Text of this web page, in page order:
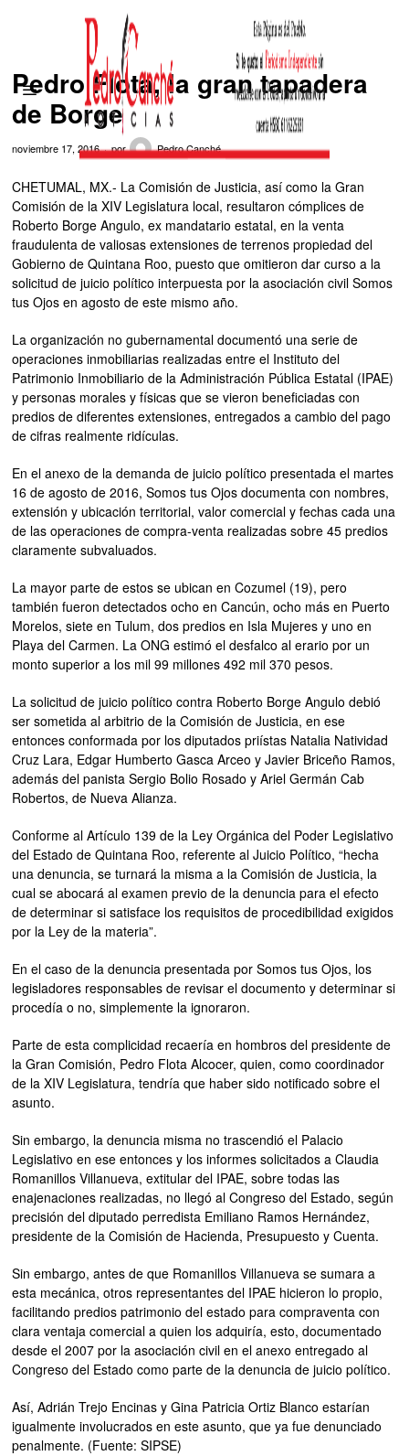
Pedro Flota, la gran tapadera
de Borge
noviembre 17, 2016 por Pedro Canché
CHETUMAL, MX.- La Comisión de Justicia, así como la Gran
Comisión de la XIV Legislatura local, resultaron cómplices de
Roberto Borge Angulo, ex mandatario estatal, en la venta
fraudulenta de valiosas extensiones de terrenos propiedad del
Gobierno de Quintana Roo, puesto que omitieron dar curso a la
solicitud de juicio político interpuesta por la asociación civil Somos
tus Ojos en agosto de este mismo año.
La organización no gubernamental documentó una serie de
operaciones inmobiliarias realizadas entre el Instituto del
Patrimonio Inmobiliario de la Administración Pública Estatal (IPAE)
y personas morales y físicas que se vieron beneficiadas con
predios de diferentes extensiones, entregados a cambio del pago
de cifras realmente ridículas.
En el anexo de la demanda de juicio político presentada el martes
16 de agosto de 2016, Somos tus Ojos documenta con nombres,
extensión y ubicación territorial, valor comercial y fechas cada una
de las operaciones de compra-venta realizadas sobre 45 predios
claramente subvaluados.
La mayor parte de estos se ubican en Cozumel (19), pero
también fueron detectados ocho en Cancún, ocho más en Puerto
Morelos, siete en Tulum, dos predios en Isla Mujeres y uno en
Playa del Carmen. La ONG estimó el desfalco al erario por un
monto superior a los mil 99 millones 492 mil 370 pesos.
La solicitud de juicio político contra Roberto Borge Angulo debió
ser sometida al arbitrio de la Comisión de Justicia, en ese
entonces conformada por los diputados priístas Natalia Natividad
Cruz Lara, Edgar Humberto Gasca Arceo y Javier Briceño Ramos,
además del panista Sergio Bolio Rosado y Ariel Germán Cab
Robertos, de Nueva Alianza.
Conforme al Artículo 139 de la Ley Orgánica del Poder Legislativo
del Estado de Quintana Roo, referente al Juicio Político, “hecha
una denuncia, se turnará la misma a la Comisión de Justicia, la
cual se abocará al examen previo de la denuncia para el efecto
de determinar si satisface los requisitos de procedibilidad exigidos
por la Ley de la materia”.
En el caso de la denuncia presentada por Somos tus Ojos, los
legisladores responsables de revisar el documento y determinar si
procedía o no, simplemente la ignoraron.
Parte de esta complicidad recaería en hombros del presidente de
la Gran Comisión, Pedro Flota Alcocer, quien, como coordinador
de la XIV Legislatura, tendría que haber sido notificado sobre el
asunto.
Sin embargo, la denuncia misma no trascendió el Palacio
Legislativo en ese entonces y los informes solicitados a Claudia
Romanillos Villanueva, extitular del IPAE, sobre todas las
enajenaciones realizadas, no llegó al Congreso del Estado, según
precisión del diputado perredista Emiliano Ramos Hernández,
presidente de la Comisión de Hacienda, Presupuesto y Cuenta.
Sin embargo, antes de que Romanillos Villanueva se sumara a
esta mecánica, otros representantes del IPAE hicieron lo propio,
facilitando predios patrimonio del estado para compraventa con
clara ventaja comercial a quien los adquiría, esto, documentado
desde el 2007 por la asociación civil en el anexo entregado al
Congreso del Estado como parte de la denuncia de juicio político.
Así, Adrián Trejo Encinas y Gina Patricia Ortiz Blanco estarían
igualmente involucrados en este asunto, que ya fue denunciado
penalmente. (Fuente: SIPSE)